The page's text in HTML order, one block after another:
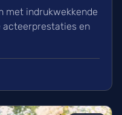
met indrukwekkende
en